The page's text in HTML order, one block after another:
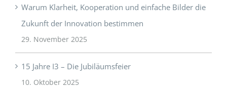
Warum Klarheit, Kooperation und einfache Bilder die
Zukunft der Innovation bestimmen
29. November 2025
15 Jahre I3 – Die Jubiläumsfeier
10. Oktober 2025